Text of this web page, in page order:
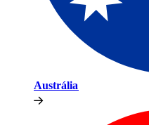
Austrália​​